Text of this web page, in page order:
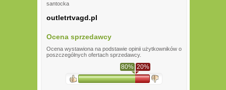
santocka
outletrtvagd.pl
Ocena sprzedawcy
Ocena wystawiona na podstawie opinii użytkowników o
poszczególnych ofertach sprzedawcy.
80% 20%